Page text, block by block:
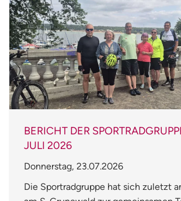
BERICHT DER
JULI 2026
Donnerstag, 23.07.2026
Die Sportradgruppe hat sich zuletzt